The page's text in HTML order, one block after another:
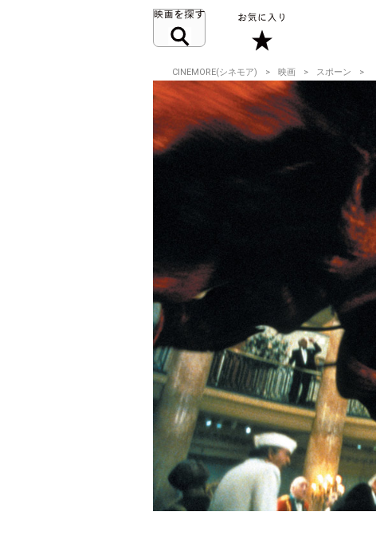
CINEMORE(シネモア) 映画 スポーン